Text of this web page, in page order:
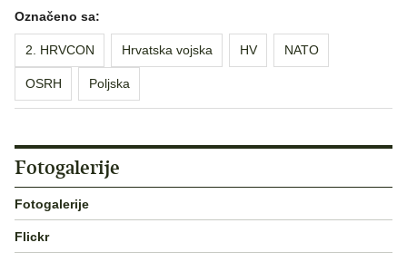
Označeno sa:
2. HRVCON Hrvatska vojska HV NATO
OSRH Poljska
Fotogalerije
Fotogalerije
Flickr